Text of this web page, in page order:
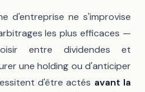
d'entreprise ne s'improvise
les plus efficaces —
entre dividendes et
une holding ou d'anticiper
d'être actés avant la